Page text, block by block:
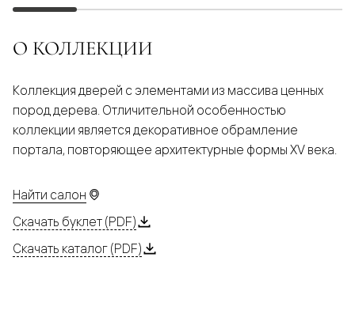
О КОЛЛЕКЦИИ
Коллекция дверей с элементами из массива ценных
пород дерева. Отличительной особенностью
коллекции является декоративное обрамление
портала, повторяющее архитектурные формы XV века.
Найти салон
Скачать буклет (PDF)
Скачать каталог (PDF)